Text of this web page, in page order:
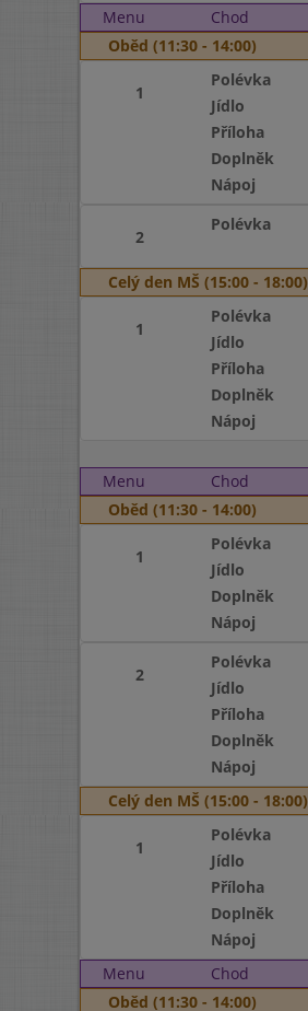
Menu
Chod
Oběd (11:30 - 14:00)
1
Polévka
Jídlo
Příloha
Doplněk
Nápoj
2
Polévka
Celý den MŠ (15:00 - 18:00)
1
Polévka
Jídlo
Příloha
Doplněk
Nápoj
Menu
Chod
Oběd (11:30 - 14:00)
1
Polévka
Jídlo
Doplněk
Nápoj
2
Polévka
Jídlo
Příloha
Doplněk
Nápoj
Celý den MŠ (15:00 - 18:00)
1
Polévka
Jídlo
Příloha
Doplněk
Nápoj
Menu
Chod
Oběd (11:30 - 14:00)